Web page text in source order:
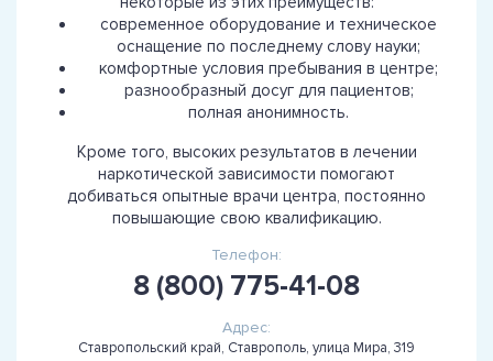
современное оборудование и техническое
оснащение по последнему слову науки;
комфортные условия пребывания в центре;
разнообразный досуг для пациентов;
полная анонимность.
Кроме того, высоких результатов в лечении
наркотической зависимости помогают
добиваться опытные врачи центра, постоянно
повышающие свою квалификацию.
Телефон:
8 (800) 775-41-08
Адрес:
Ставропольский край, Ставрополь, улица Мира, 319